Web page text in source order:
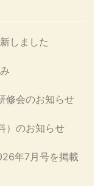
しました
会のお知らせ
）のお知らせ
年7月号を掲載